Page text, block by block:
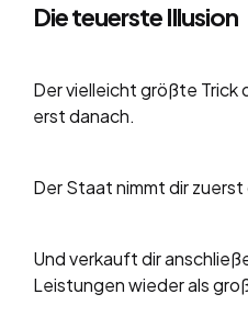
Die teuerste Illusion
Der vielleicht größte Trick
erst danach.
Der Staat nimmt dir
Und verkauft dir
Leistungen wieder als